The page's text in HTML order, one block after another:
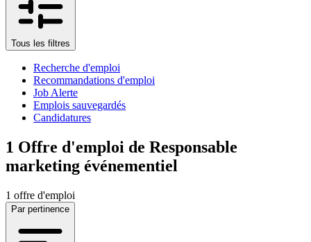
Tous les filtres
Recherche d'emploi
Recommandations d'emploi
Job Alerte
Emplois sauvegardés
Candidatures
1 Offre d'emploi de Responsable
marketing événementiel
1 offre d'emploi
Par pertinence